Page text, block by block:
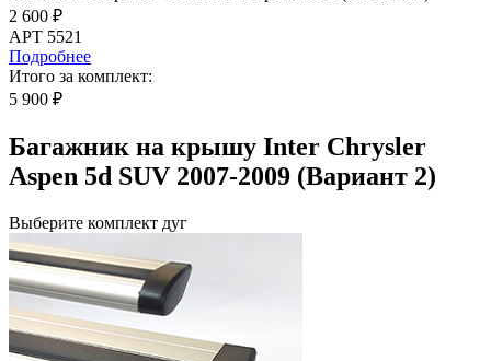
2 600 ₽
АРТ 5521
Подробнее
Итого за комплект:
5 900 ₽
Багажник на крышу Inter Chrysler
Aspen 5d SUV 2007-2009 (Вариант 2)
Выберите комплект дуг